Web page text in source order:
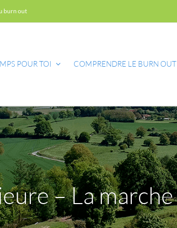
burn out
POUR TOI COMPRENDRE LE BURN OUT
– La marche